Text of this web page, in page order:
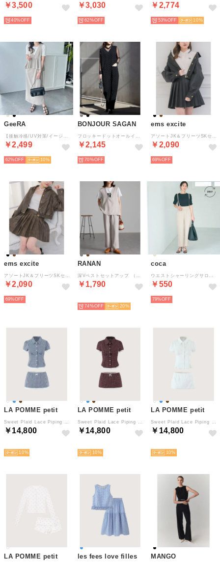
￥3,500
40%
￥3,030
62%
￥2,774
53% 10
GeeRA
￥2,499
62% 10
BONJOUR SAGAN
￥2,145
70%
ems excite
￥2,090
69%
ems excite
￥2,090
69%
RANAN
￥1,790
74%
20
coca
￥550
79%
LA POMME petit
￥14,800
10
LA POMME petit
￥14,800
10
LA POMME petit
￥14,800
10
LA POMME petit les fees love filles MANGO